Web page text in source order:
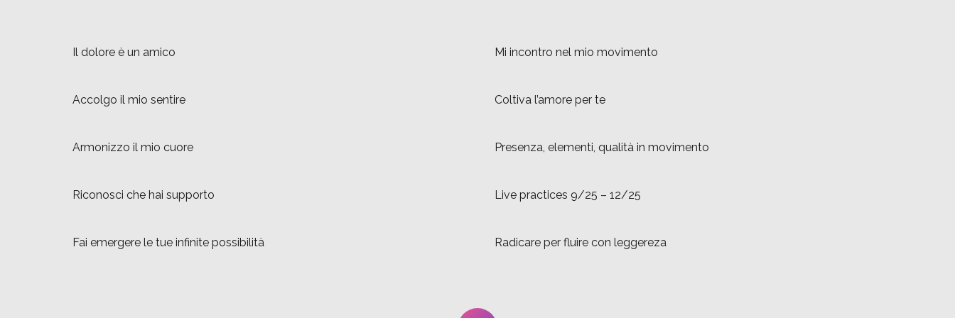
Il dolore è un amico Mi incontro nel mio movimento
Accolgo il mio sentire Coltiva l’amore per te
Armonizzo il mio cuore Presenza, elementi, qualità in movimento
Riconosci che hai supporto Live practices 9/25 – 12/25
Fai emergere le tue infinite possibilità Radicare per fluire con leggereza